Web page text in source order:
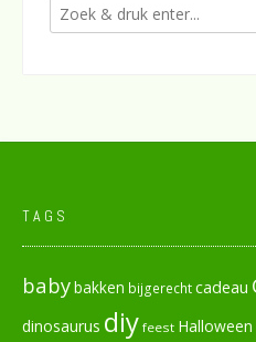
TAGS
babybakken bijgerechtcadeau
dinosaurus diy feest Halloween